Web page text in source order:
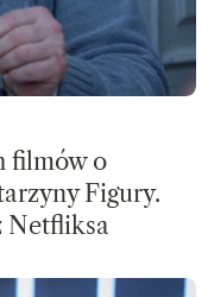
filmów o
Figury.
Netfliksa